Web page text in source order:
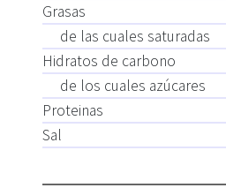
Grasas
de las cuales saturadas
Hidratos de carbono
de los cuales azúcares
Proteinas
Sal